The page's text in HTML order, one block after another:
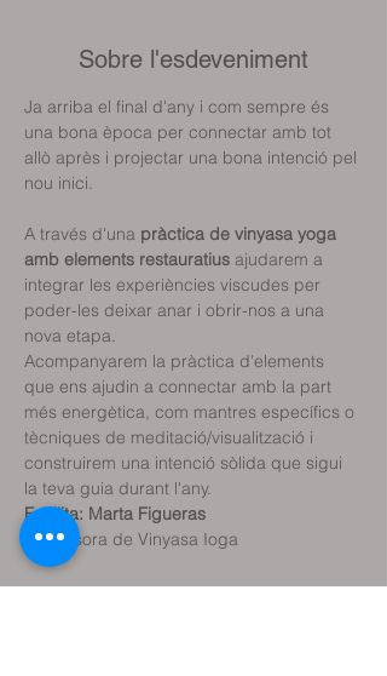
Sobre l'esdeveniment
Ja arriba el final d'any i com sempre és
una bona època per connectar amb tot
allò après i projectar una bona intenció pel
nou inici.
A través d'una pràctica de vinyasa yoga
amb elements restauratius ajudarem a
integrar les experiències viscudes per
poder-les deixar anar i obrir-nos a una
nova etapa.
Acompanyarem la pràctica d'elements
que ens ajudin a connectar amb la part
més energètica, com mantres específics o
tècniques de meditació/visualització i
construirem una intenció sòlida que sigui
la teva guia durant l'any.
Facilita: Marta Figueras
Professora de Vinyasa Ioga